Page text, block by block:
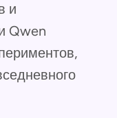
и
Qwen